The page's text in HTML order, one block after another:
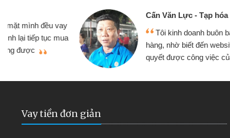
Cấn Văn Lực - Tạp hóa
Tôi kinh doanh buôn bán nhỏ lẻ nhiều lúc
hàng, nhờ biết đến website qua bạn bè giới
quyết được công việc của mình nhanh
Vay tiền đơn giản